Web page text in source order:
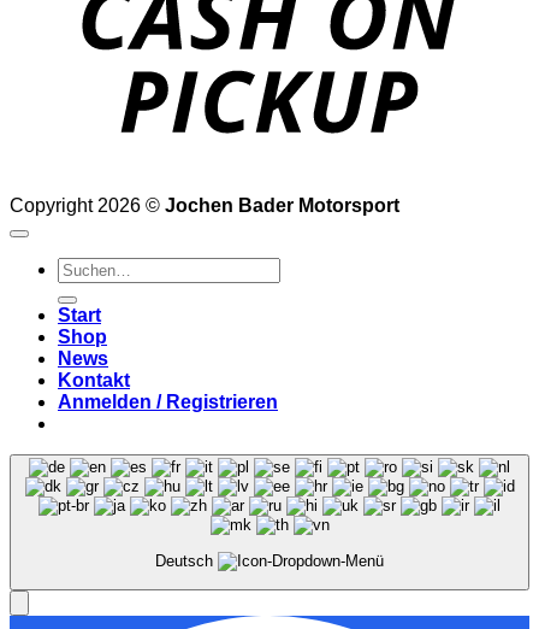
Copyright 2026 © Jochen Bader Motorsport
Suchen
nach:
Start
Shop
News
Kontakt
Anmelden / Registrieren
Deutsch